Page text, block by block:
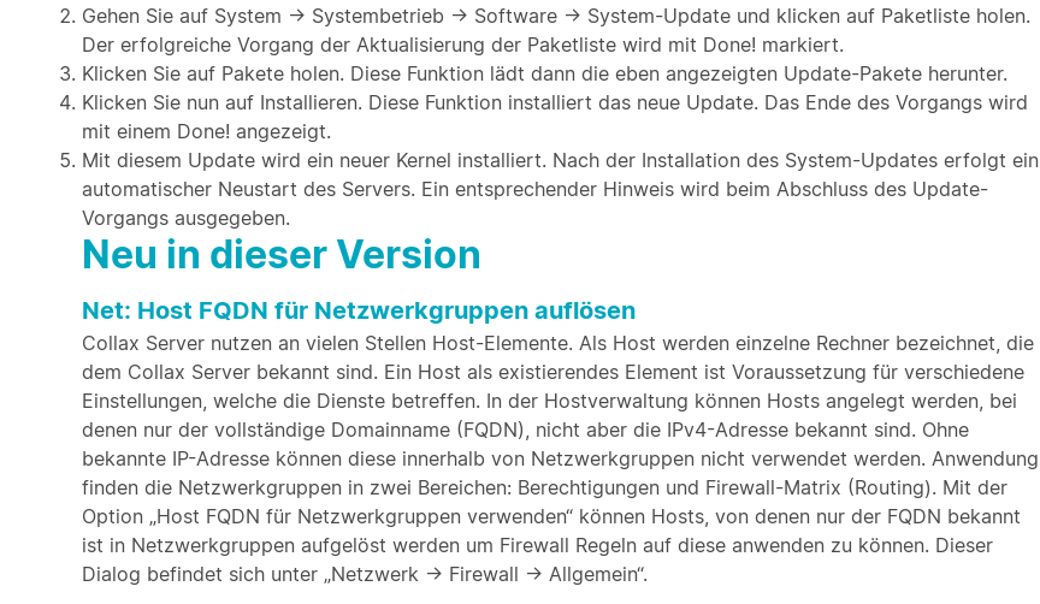
Gehen Sie auf System → Systembetrieb → Software → System-Update und klicken auf Paketliste holen.
Der erfolgreiche Vorgang der Aktualisierung der Paketliste wird mit Done! markiert.
Klicken Sie auf Pakete holen. Diese Funktion lädt dann die eben angezeigten Update-Pakete herunter.
Klicken Sie nun auf Installieren. Diese Funktion installiert das neue Update. Das Ende des Vorgangs wird
mit einem Done! angezeigt.
Mit diesem Update wird ein neuer Kernel installiert. Nach der Installation des System-Updates erfolgt ein
automatischer Neustart des Servers. Ein entsprechender Hinweis wird beim Abschluss des Update-
Vorgangs ausgegeben.
Neu in dieser Version
Net: Host FQDN für Netzwerkgruppen auflösen
Collax Server nutzen an vielen Stellen Host-Elemente. Als Host werden einzelne Rechner bezeichnet, die
dem Collax Server bekannt sind. Ein Host als existierendes Element ist Voraussetzung für verschiedene
Einstellungen, welche die Dienste betreffen. In der Hostverwaltung können Hosts angelegt werden, bei
denen nur der vollständige Domainname (FQDN), nicht aber die IPv4-Adresse bekannt sind. Ohne
bekannte IP-Adresse können diese innerhalb von Netzwerkgruppen nicht verwendet werden. Anwendung
finden die Netzwerkgruppen in zwei Bereichen: Berechtigungen und Firewall-Matrix (Routing). Mit der
Option „Host FQDN für Netzwerkgruppen verwenden“ können Hosts, von denen nur der FQDN bekannt
ist in Netzwerkgruppen aufgelöst werden um Firewall Regeln auf diese anwenden zu können. Dieser
Dialog befindet sich unter „Netzwerk -> Firewall -> Allgemein“.